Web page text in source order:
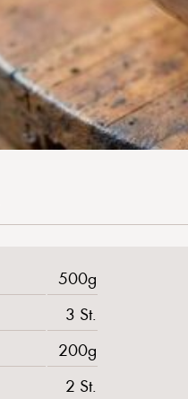
500g
3 St.
200g
2 St.